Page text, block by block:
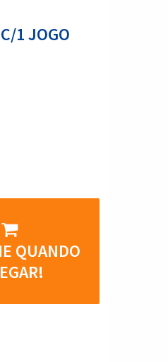
1 JOGO
QUANDO